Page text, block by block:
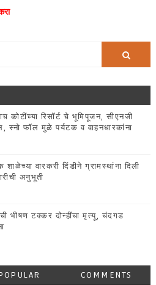
कोटींच्या रिसॉर्ट चे भूमिपूजन, सीएनजी
स्नो फॉल मुळे पर्यटक व वाहनधारकांना
शाळेच्या वारकरी दिंडीने ग्रामस्थांना दिली
अनुभूती
भीषण टक्कर दोन्हींचा मृत्यू, चंदगड
COMMENTS